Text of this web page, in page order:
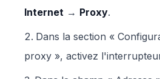
Internet → Proxy.
Dans la section «
proxy », activez